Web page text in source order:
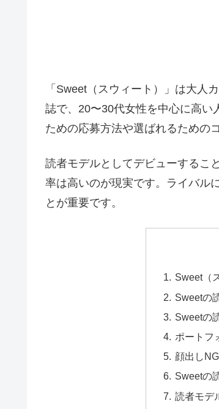
「Sweet（スウィート）」は大人
誌で、20〜30代女性を中心に高い
ための応募方法や選ばれるための
読者モデルとしてデビューするこ
率は高いのが現実です。ライバル
とが重要です。
Sweet（
Sweetの
Sweetの
ポートフ
顔出し
Sweetの
読者モデ